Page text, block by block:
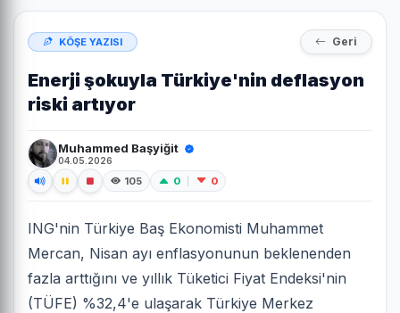
KÖŞE YAZISI Geri
Enerji şokuyla Türkiye'nin deflasyon
riski artıyor
Muhammed Başyiğit
04.05.2026
105 0 0
ING'nin Türkiye Baş Ekonomisti Muhammet
Mercan, Nisan ayı enflasyonunun beklenenden
fazla arttığını ve yıllık Tüketici Fiyat Endeksi'nin
(TÜFE) %32,4'e ulaşarak Türkiye Merkez